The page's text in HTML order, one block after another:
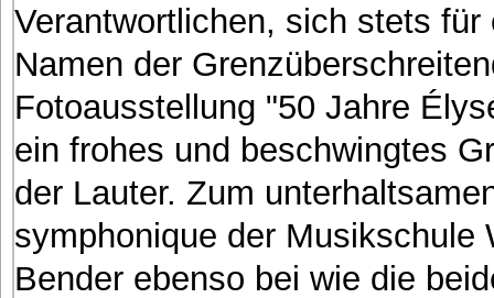
Verantwortlichen, sich stets
Namen der
Fotoausstellung "50 Jahre
ein frohes und beschwingtes
der Lauter. Zum
symphonique der Musikschule
Bender ebenso bei wie die